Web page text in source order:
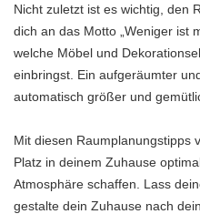
Nicht zuletzt ist es wichtig, den
dich an das Motto „Weniger ist
welche Möbel und
einbringst. Ein aufgeräumter
automatisch größer und
Mit diesen Raumplanungstipps
Platz in deinem Zuhause
Atmosphäre schaffen. Lass
gestalte dein Zuhause nach